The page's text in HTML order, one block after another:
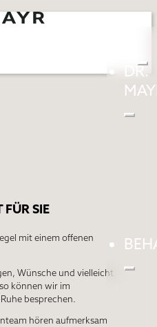
DR.
SIE
mit einem offenen
Wünsche und vielleicht
können wir im
besprechen.
hören aufmerksam